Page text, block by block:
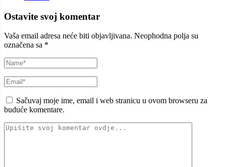
Ostavite svoj komentar
Vaša email adresa neće biti objavljivana. Neophodna polja su
označena sa *
Sačuvaj moje ime, email i web stranicu u ovom browseru za
buduće komentare.